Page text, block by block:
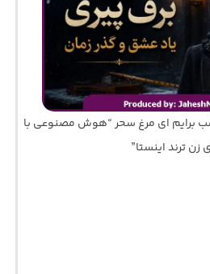
برایم ای مرغ سحر “هوش مصنوعی با
زن ترند اینستا”